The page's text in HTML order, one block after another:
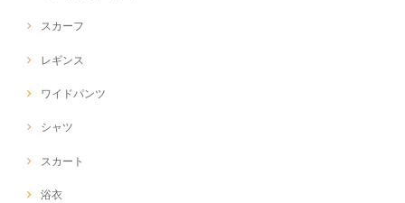
スカーフ
レギンス
ワイドパンツ
シャツ
スカート
浴衣